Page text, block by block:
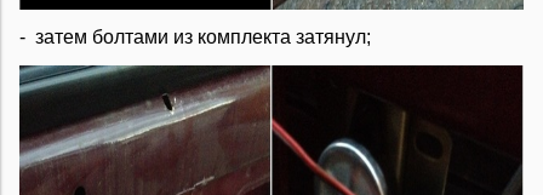
- затем болтами из комплекта затянул;